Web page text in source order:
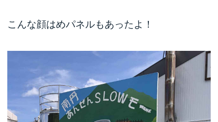
こんな顔はめパネルもあったよ！